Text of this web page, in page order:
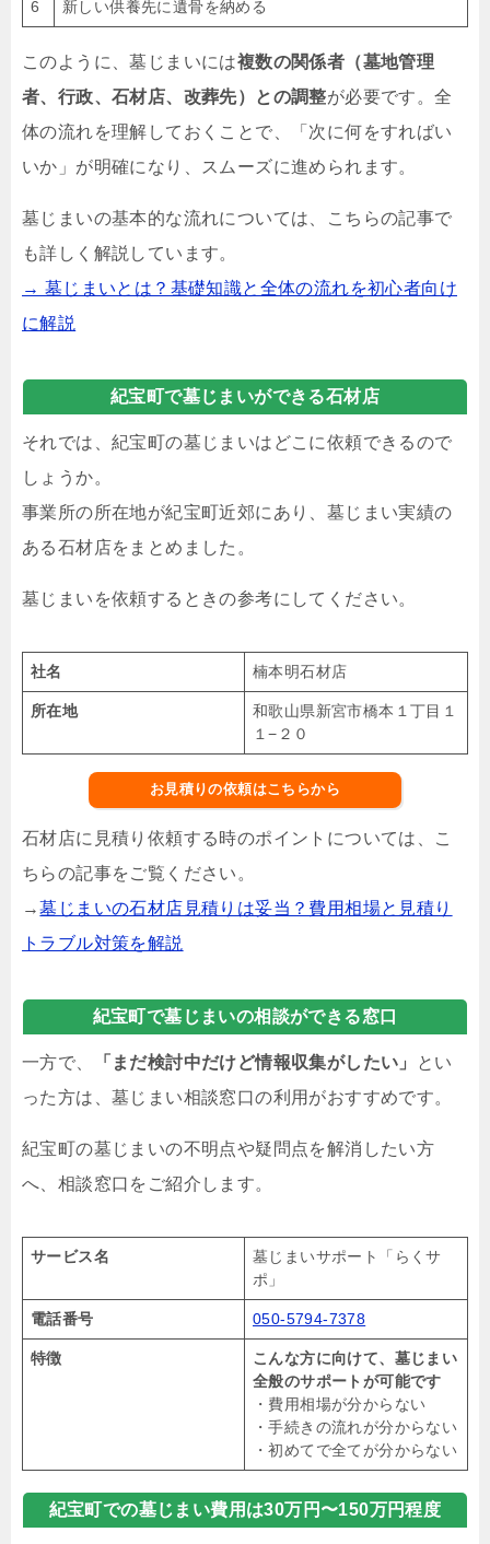
6 新しい供養先に遺骨を納める
このように、墓じまいには複数の関係者（墓地管理
者、行政、石材店、改葬先）との調整が必要です。全
体の流れを理解しておくことで、「次に何をすればい
いか」が明確になり、スムーズに進められます。
墓じまいの基本的な流れについては、こちらの記事で
も詳しく解説しています。
→ 墓じまいとは？基礎知識と全体の流れを初心者向け
に解説
紀宝町で墓じまいができる石材店
それでは、紀宝町の墓じまいはどこに依頼できるので
しょうか。
事業所の所在地が紀宝町近郊にあり、墓じまい実績の
ある石材店をまとめました。
墓じまいを依頼するときの参考にしてください。
社名 楠本明石材店
所在地
和歌山県新宮市橋本１丁目１
１−２０
お見積りの依頼はこちらから
石材店に見積り依頼する時のポイントについては、こ
ちらの記事をご覧ください。
→墓じまいの石材店見積りは妥当？費用相場と見積り
トラブル対策を解説
紀宝町で墓じまいの相談ができる窓口
一方で、 「まだ検討中だけど情報収集がしたい」
とい
った方は、墓じまい相談窓口の利用がおすすめです。
紀宝町の墓じまいの不明点や疑問点を解消したい方
へ、相談窓口をご紹介します。
サービス名
墓じまいサポート「らくサ
ポ」
電話番号 050-5794-7378
特徴
こんな方に向けて、墓じまい
全般のサポートが可能です
・費用相場が分からない
・手続きの流れが分からない
・初めてで全てが分からない
紀宝町での墓じまい費用は30万円〜150万円程度